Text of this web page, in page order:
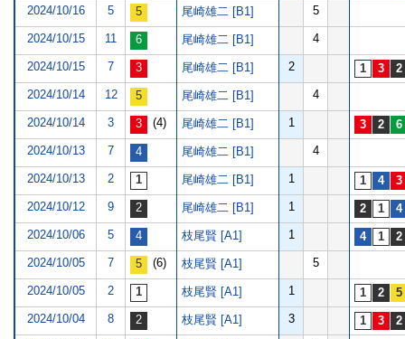
2024/10/16 5 尾崎雄二 [B1] 5
2024/10/15 11 尾崎雄二 [B1] 4
2024/10/15 7 尾崎雄二 [B1] 2
2024/10/14 12 尾崎雄二 [B1] 4
2024/10/14 3 (4) 尾崎雄二 [B1] 1
2024/10/13 7 尾崎雄二 [B1] 4
2024/10/13 2 尾崎雄二 [B1] 1
2024/10/12 9 尾崎雄二 [B1] 1
2024/10/06 5 枝尾賢 [A1] 1
2024/10/05 7 (6) 枝尾賢 [A1] 5
2024/10/05 2 枝尾賢 [A1] 1
2024/10/04 8 枝尾賢 [A1] 3